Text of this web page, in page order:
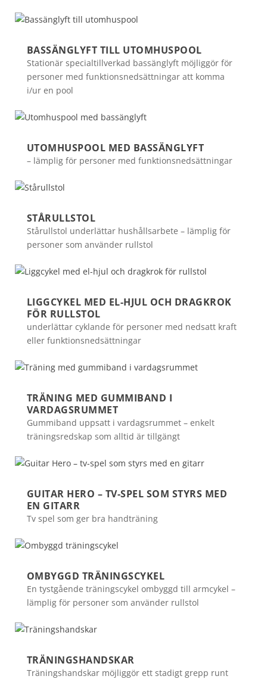
BASSÄNGLYFT TILL UTOMHUSPOOL
Stationär specialtillverkad bassänglyft möjliggör för
personer med funktionsnedsättningar att komma
i/ur en pool
UTOMHUSPOOL MED BASSÄNGLYFT
– lämplig för personer med funktionsnedsättningar
STÅRULLSTOL
Stårullstol underlättar hushållsarbete – lämplig för
personer som använder rullstol
LIGGCYKEL MED EL-HJUL OCH DRAGKROK
FÖR RULLSTOL
underlättar cyklande för personer med nedsatt kraft
eller funktionsnedsättningar
TRÄNING MED GUMMIBAND I
VARDAGSRUMMET
Gummiband uppsatt i vardagsrummet – enkelt
träningsredskap som alltid är tillgängt
GUITAR HERO – TV-SPEL SOM STYRS MED
EN GITARR
Tv spel som ger bra handträning
OMBYGGD TRÄNINGSCYKEL
En tystgående träningscykel ombyggd till armcykel –
lämplig för personer som använder rullstol
TRÄNINGSHANDSKAR
Träningshandskar möjliggör ett stadigt grepp runt